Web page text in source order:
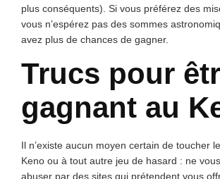
plus conséquents). Si vous préférez des
vous n’espérez pas des sommes
avez plus de chances de gagner.
Trucs pour
gagnant au
Il n’existe aucun moyen certain de toucher
Keno ou à tout autre jeu de hasard : ne
abuser par des sites qui prétendent vous